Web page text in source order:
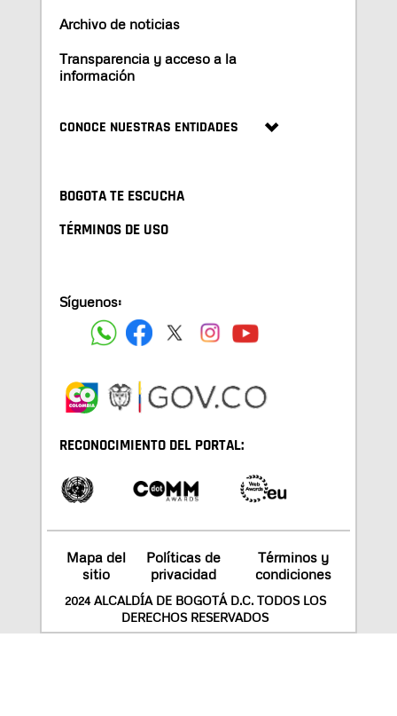
Archivo de noticias
Transparencia y acceso a la
información
CONOCE NUESTRAS ENTIDADES
BOGOTA TE ESCUCHA
TÉRMINOS DE USO
Síguenos:
RECONOCIMIENTO DEL PORTAL:
Mapa del
sitio
Políticas de
privacidad
Términos y
condiciones
2024 ALCALDÍA DE BOGOTÁ D.C. TODOS LOS
DERECHOS RESERVADOS